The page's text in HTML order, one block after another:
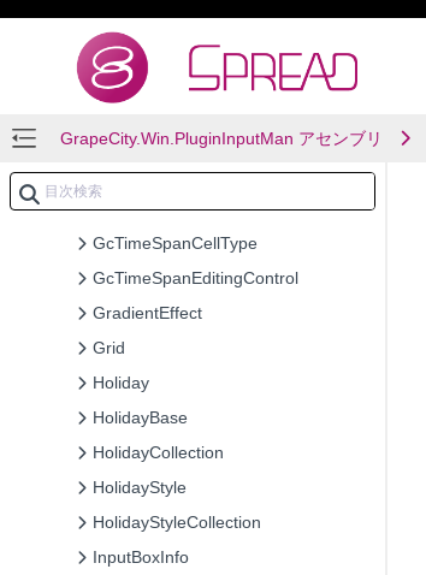
GrapeCity.Win.PluginInputMan アセンブリ
GcMaskCellType
GcMaskEditingControl
GcNumberCellType
GcNumberEditingControl
GcTextBoxCellType
GcTextBoxEditingControl
GcTimeSpanCellType
GcTimeSpanEditingControl
GradientEffect
Grid
Holiday
HolidayBase
HolidayCollection
HolidayStyle
HolidayStyleCollection
InputBoxInfo